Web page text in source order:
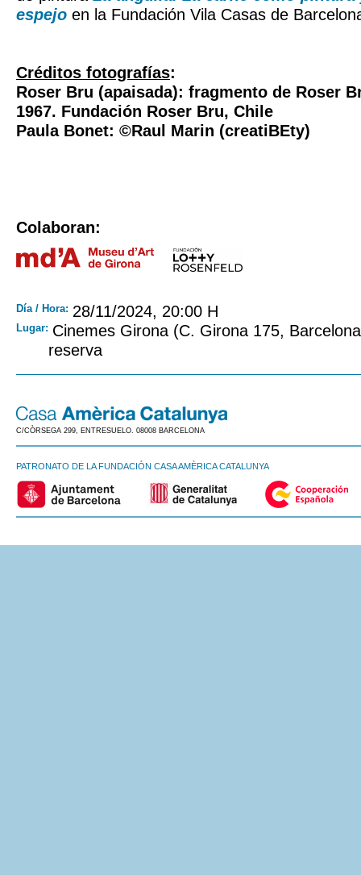
espejo en la Fundación Vila Casas de
Créditos fotografías:
Roser Bru (apaisada): fragmento de Roser
1967. Fundación Roser Bru, Chile
Paula Bonet: ©Raul Marin (creatiBEty)
Colaboran:
Día / Hora: 28/11/2024, 20:00 H
Lugar: Cinemes Girona (C. Girona 175,
reserva
C/CÒRSEGA 299, ENTRESUELO. 08008 BARCELONA
PATRONATO DE LA FUNDACIÓN CASA AMÈRICA CATALUNYA